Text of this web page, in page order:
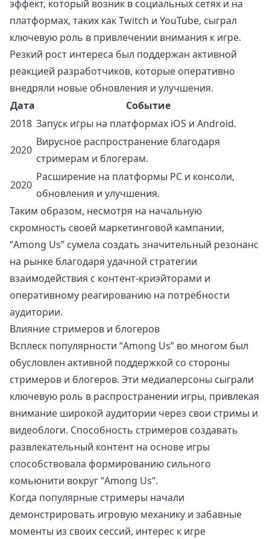
эффект, который возник в социальных сетях и на
платформах, таких как Twitch и YouTube, сыграл
ключевую роль в привлечении внимания к игре.
Резкий рост интереса был поддержан активной
реакцией разработчиков, которые оперативно
внедряли новые обновления и улучшения.
Дата
Событие
2018 Запуск игры на платформах iOS и Android.
2020
Вирусное распространение благодаря
стримерам и блогерам.
2020
Расширение на платформы PC и консоли,
обновления и улучшения.
Таким образом, несмотря на начальную
скромность своей маркетинговой кампании,
“Among Us” сумела создать значительный резонанс
на рынке благодаря удачной стратегии
взаимодействия с контент-криэйторами и
оперативному реагированию на потребности
аудитории.
Влияние стримеров и блогеров
Всплеск популярности “Among Us” во многом был
обусловлен активной поддержкой со стороны
стримеров и блогеров. Эти медиаперсоны сыграли
ключевую роль в распространении игры, привлекая
внимание широкой аудитории через свои стримы и
видеоблоги. Способность стримеров создавать
развлекательный контент на основе игры
способствовала формированию сильного
комьюнити вокруг “Among Us”.
Когда популярные стримеры начали
демонстрировать игровую механику и забавные
моменты из своих сессий, интерес к игре